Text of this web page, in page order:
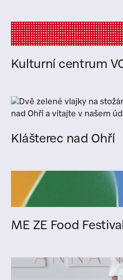
Kulturní centrum
Klášterec nad Ohří
ME ZE Food